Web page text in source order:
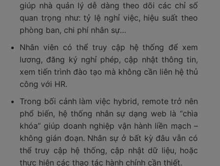
giúp nhà quản lý dễ dàng theo dõi các chỉ số
quan trọng như: tỷ lệ nghỉ việc, hiệu suất theo
phòng ban, chi phí nhân sự…
Nhân viên có thể truy cập hệ thống để xem
lương, đăng ký nghỉ phép, cập nhật thông tin,
xem tiến trình đào tạo mà không cần liên hệ thủ
công với HR.
Trong bối cảnh làm việc hybrid, remote trở nên
phổ biến, hệ thống nhân sự dạng web là “chìa
khóa” giúp doanh nghiệp vận hành liền mạch –
không gián đoạn. Nhân sự ở bất kỳ đâu vẫn có
thể truy cập hệ thống, cập nhật dữ liệu, hoặc
thực hiện các thao tác hành chính cần thiết.